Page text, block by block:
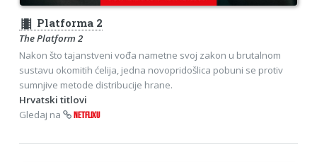
theaters Platforma 2
The Platform 2
Nakon što tajanstveni vođa nametne svoj zakon u brutalnom
sustavu okomitih ćelija, jedna novopridošlica pobuni se protiv
sumnjive metode distribucije hrane.
Hrvatski titlovi
Gledaj na
NETFLIXU